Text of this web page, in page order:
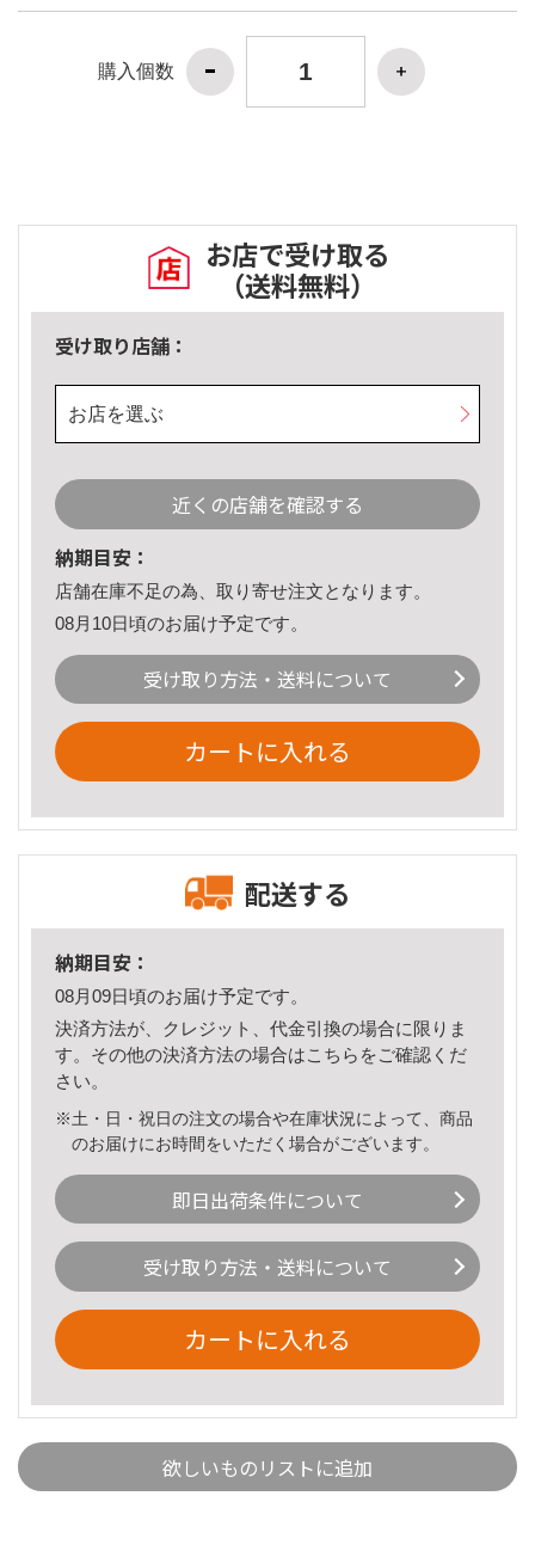
購入個数
お店で受け取る
（送料無料）
受け取り店舗：
お店を選ぶ
近くの店舗を確認する
納期目安：
店舗在庫不足の為、取り寄せ注文となります。
08月10日頃のお届け予定です。
受け取り方法・送料について
カートに入れる
配送する
納期目安：
08月09日頃のお届け予定です。
決済方法が、クレジット、代金引換の場合に限りま
す。その他の決済方法の場合はこちら をご確認くだ
さい。
※土・日・祝日の注文の場合や在庫状況によって、商品
のお届けにお時間をいただく場合がございます。
即日出荷条件について
受け取り方法・送料について
カートに入れる
欲しいものリストに追加